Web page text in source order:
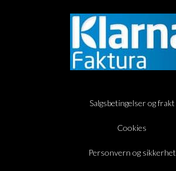
Salgsbetingelser og frakt
Cookies
Personvern og sikkerhet